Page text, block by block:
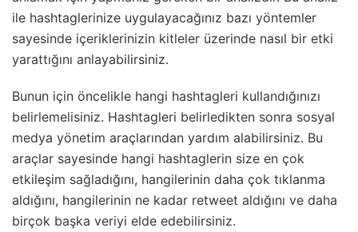
ile hashtaglerinize uygulayacağınız bazı yöntemler
sayesinde içeriklerinizin kitleler üzerinde nasıl bir etki
yarattığını anlayabilirsiniz.
Bunun için öncelikle hangi hashtagleri kullandığınızı
belirlemelisiniz. Hashtagleri belirledikten sonra sosyal
medya yönetim araçlarından yardım alabilirsiniz. Bu
araçlar sayesinde hangi hashtaglerin size en çok
etkileşim sağladığını, hangilerinin daha çok tıklanma
aldığını, hangilerinin ne kadar retweet aldığını ve daha
birçok başka veriyi elde edebilirsiniz.